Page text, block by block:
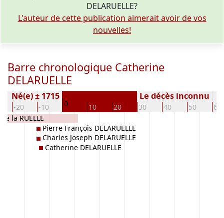
DELARUELLE?
L'auteur de cette publication aimerait avoir de vos
nouvelles!
Barre chronologique Catherine
DELARUELLE
-20 -10 0 10 20 30 40 50 60
Né(e) ± 1715 Le décès inconnu
la RUELLE
Pierre François DELARUELLE
Charles Joseph DELARUELLE
Catherine DELARUELLE